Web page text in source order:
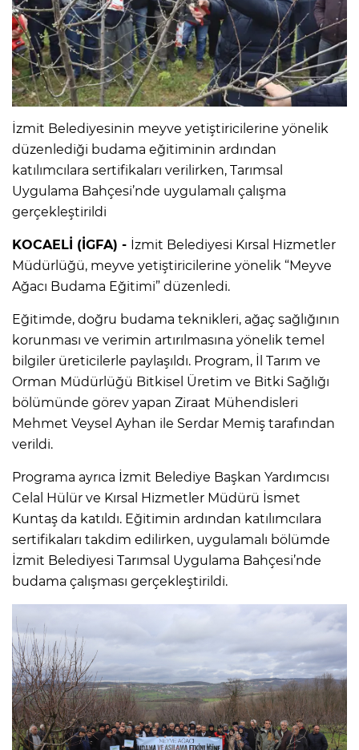
İzmit Belediyesinin meyve yetiştiricilerine yönelik
düzenlediği budama eğitiminin ardından
katılımcılara sertifikaları verilirken, Tarımsal
Uygulama Bahçesi’nde uygulamalı çalışma
gerçekleştirildi
KOCAELİ (İGFA) - İzmit Belediyesi Kırsal Hizmetler
Müdürlüğü, meyve yetiştiricilerine yönelik “Meyve
Ağacı Budama Eğitimi” düzenledi.
Eğitimde, doğru budama teknikleri, ağaç sağlığının
korunması ve verimin artırılmasına yönelik temel
bilgiler üreticilerle paylaşıldı. Program, İl Tarım ve
Orman Müdürlüğü Bitkisel Üretim ve Bitki Sağlığı
bölümünde görev yapan Ziraat Mühendisleri
Mehmet Veysel Ayhan ile Serdar Memiş tarafından
verildi.
Programa ayrıca İzmit Belediye Başkan Yardımcısı
Celal Hülür ve Kırsal Hizmetler Müdürü İsmet
Kuntaş da katıldı. Eğitimin ardından katılımcılara
sertifikaları takdim edilirken, uygulamalı bölümde
İzmit Belediyesi Tarımsal Uygulama Bahçesi’nde
budama çalışması gerçekleştirildi.